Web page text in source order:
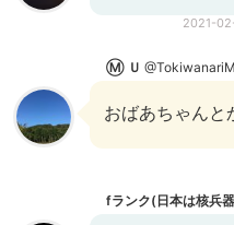
2021-
Ⓜ︎ Ｕ
おばあちゃんと
fランク(日本は核兵